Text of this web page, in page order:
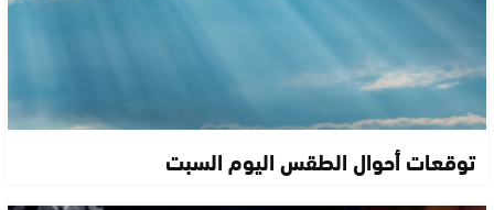
توقعات أحوال الطقس اليوم السبت